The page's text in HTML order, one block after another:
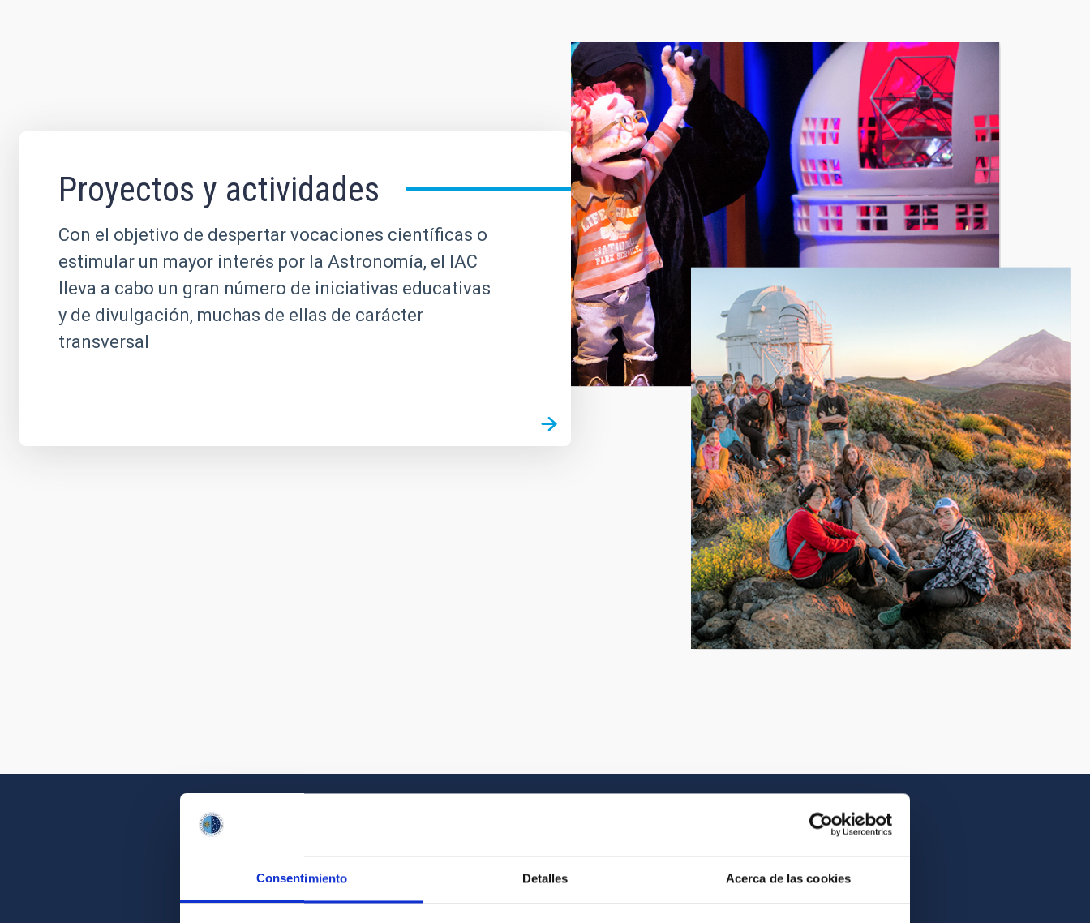
Consentimiento Detalles Acerca de las cookies
Proyectos y actividades
Con el objetivo de despertar vocaciones científicas o
estimular un mayor interés por la Astronomía, el IAC
lleva a cabo un gran número de iniciativas educativas
y de divulgación, muchas de ellas de carácter
transversal
Galería multimedia